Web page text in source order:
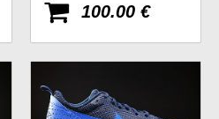
100.00 €